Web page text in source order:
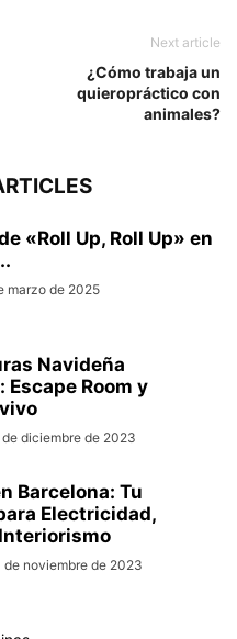
Next article
¿Cómo trabaja un
quieropráctico con
animales?
«Roll Up, Roll Up» en
marzo de 2025
Navideña
Escape Room y
de diciembre de 2023
Barcelona: Tu
Electricidad,
de noviembre de 2023